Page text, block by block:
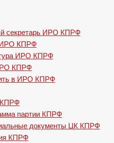
секретарь ИРО КПРФ
КПРФ
ИРО КПРФ
КПРФ
в ИРО КПРФ
КПРФ
партии КПРФ
документы ЦК КПРФ
КПРФ